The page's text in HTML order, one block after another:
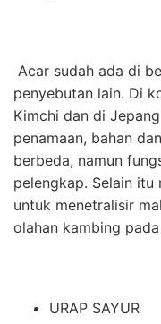
Acar sudah ada di
penyebutan lain. Di
Kimchi dan di
penamaan, bahan
berbeda, namun
pelengkap. Selain itu
untuk menetralisir
olahan kambing
URAP SAYUR